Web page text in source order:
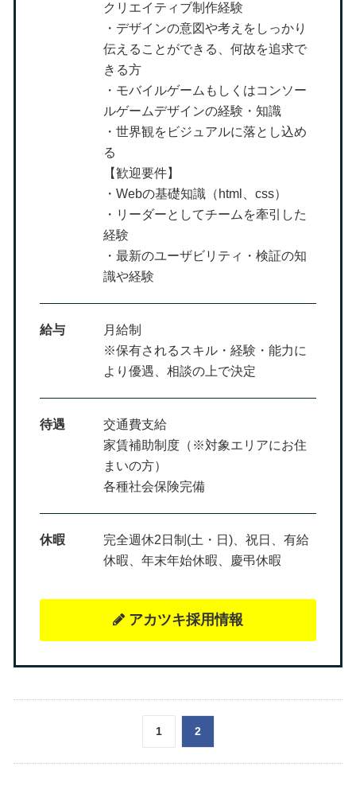
クリエイティブ制作経験
・デザインの意図や考えをしっかり
伝えることができる、何故を追求で
きる方
・モバイルゲームもしくはコンソー
ルゲームデザインの経験・知識
・世界観をビジュアルに落とし込め
る
【歓迎要件】
・Webの基礎知識（html、css）
・リーダーとしてチームを牽引した
経験
・最新のユーザビリティ・検証の知
識や経験
給与
月給制
※保有されるスキル・経験・能力に
より優遇、相談の上で決定
待遇
交通費支給
家賃補助制度（※対象エリアにお住
まいの方）
各種社会保険完備
休暇
完全週休2日制(土・日)、祝日、有給
休暇、年末年始休暇、慶弔休暇
アカツキ採用情報
1 2